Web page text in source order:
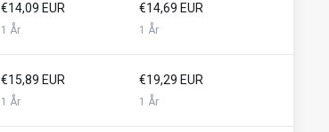
€14,09 EUR
1 År
€14,69 EUR
1 År
€15,89 EUR
1 År
€19,29 EUR
1 År